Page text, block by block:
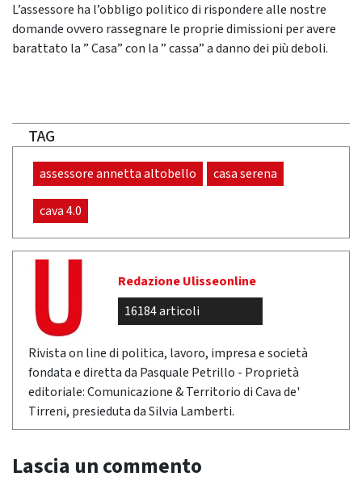
L’assessore ha l’obbligo politico di rispondere alle nostre
domande ovvero rassegnare le proprie dimissioni per avere
barattato la ” Casa” con la ” cassa” a danno dei più deboli.
TAG
assessore annetta altobello casa serena
cava 4.0
Redazione Ulisseonline
16184 articoli
Rivista on line di politica, lavoro, impresa e società
fondata e diretta da Pasquale Petrillo - Proprietà
editoriale: Comunicazione & Territorio di Cava de'
Tirreni, presieduta da Silvia Lamberti.
Lascia un commento